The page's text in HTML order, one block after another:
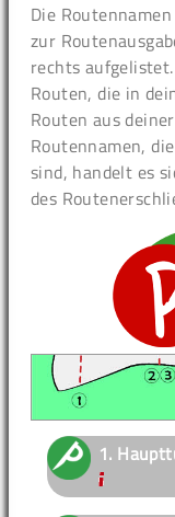
Die
zur
rechts
Routen, die in
Routen aus
Routennamen,
sind, handelt es
des
1.